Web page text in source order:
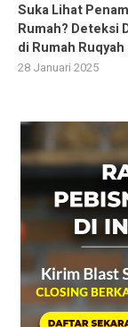
Suka Lihat
Rumah? Deteksi
di Rumah
28 Januari 2025